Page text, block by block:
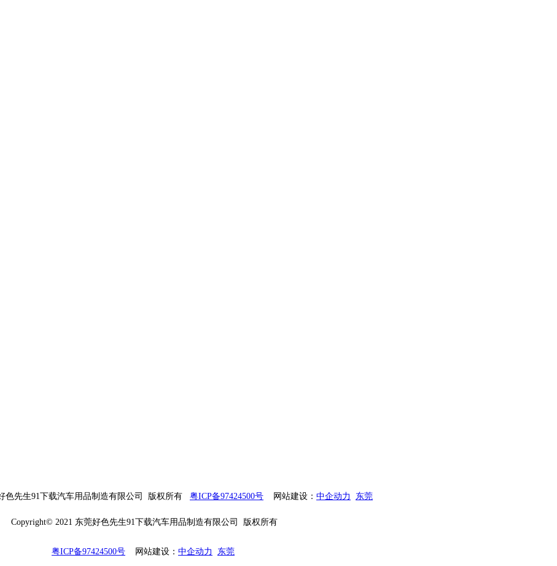
色先生91下载汽车用品制造有限公司 版权所有 粤ICP备97424500号 网站建设： 中企动力 东莞
Copyright© 2021 东莞好色先生91下载汽车用品制造有限公司 版权所有
粤ICP备97424500号 网站建设： 中企动力 东莞